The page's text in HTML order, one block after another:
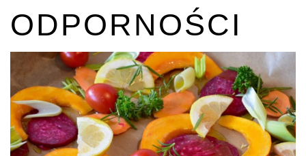
ODPORNOŚCI